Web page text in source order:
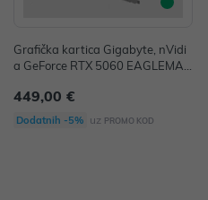
Grafička kartica Gigabyte, nVidi
a GeForce RTX 5060 EAGLEMAX
xDP, 1xHDMI
449,00 €
Dodatnih -5% uz PROMO KOD